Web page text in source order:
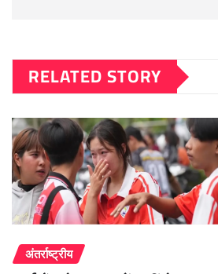
RELATED STORY
अंतर्राष्ट्रीय